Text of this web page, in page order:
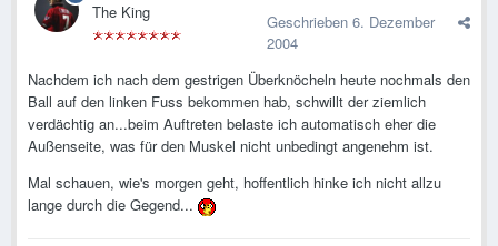
The King Geschrieben 6. Dezember
2004
Nachdem ich nach dem gestrigen Überknöcheln heute nochmals den
Ball auf den linken Fuss bekommen hab, schwillt der ziemlich
verdächtig an...beim Auftreten belaste ich automatisch eher die
Außenseite, was für den Muskel nicht unbedingt angenehm ist.
Mal schauen, wie's morgen geht, hoffentlich hinke ich nicht allzu
lange durch die Gegend...